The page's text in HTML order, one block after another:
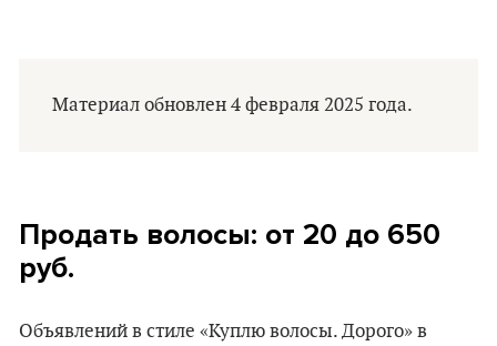
Материал обновлен 4 февраля 2025 года.
Продать волосы: от 20 до 650
руб.
Объявлений в стиле «Куплю волосы. Дорого» в